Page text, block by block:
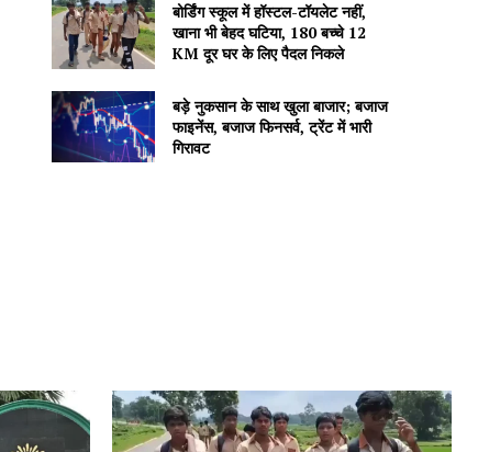
बोर्डिंग स्कूल में हॉस्टल-टॉयलेट नहीं,
खाना भी बेहद घटिया, 180 बच्चे 12
KM दूर घर के लिए पैदल निकले
बड़े नुकसान के साथ खुला बाजार; बजाज
फाइनेंस, बजाज फिनसर्व, ट्रेंट में भारी
गिरावट